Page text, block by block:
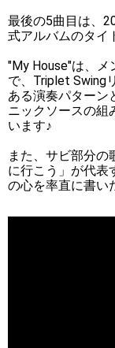
最後の5曲目は、
式アルバムのタイ
"My House"は、メ
で、Triplet Swing
ある演奏パターン
ニックソースの組
います♪
また、サビ部分の
に行こう」が代表
の心を率直に書